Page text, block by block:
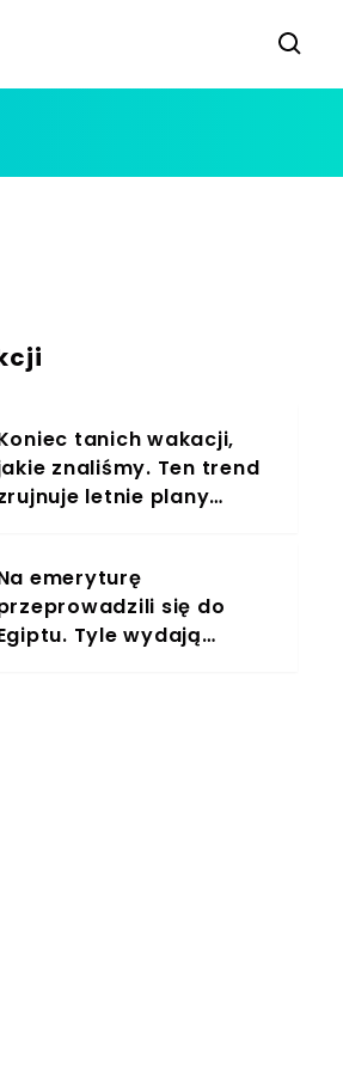
tanich wakacji,
znaliśmy. Ten trend
letnie plany
emeryturę
się do
Tyle wydają